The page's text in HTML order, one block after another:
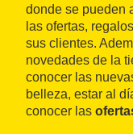
donde se pueden
las ofertas,
sus clientes.
novedades de la
conocer las
belleza, estar al
conocer las